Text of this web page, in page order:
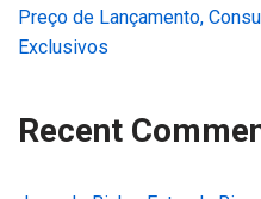
Preço de Lançamento,
Exclusivos
Recent